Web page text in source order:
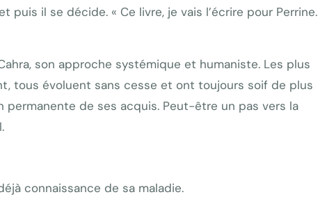
il se décide. « Ce livre, je vais l’écrire pour Perrine.
son approche systémique et humaniste. Les plus
tous évoluent sans cesse et ont toujours soif de plus
permanente de ses acquis. Peut-être un pas vers la
connaissance de sa maladie.